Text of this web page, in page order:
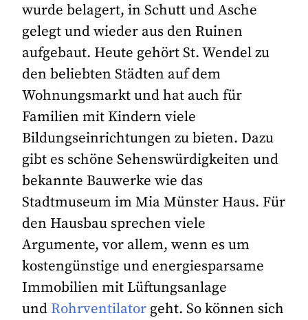
wurde belagert, in Schutt und Asche
gelegt und wieder aus den Ruinen
aufgebaut. Heute gehört St. Wendel zu
den beliebten Städten auf dem
Wohnungsmarkt und hat auch für
Familien mit Kindern viele
Bildungseinrichtungen zu bieten. Dazu
gibt es schöne Sehenswürdigkeiten und
bekannte Bauwerke wie das
Stadtmuseum im Mia Münster Haus. Für
den Hausbau sprechen viele
Argumente, vor allem, wenn es um
kostengünstige und energiesparsame
Immobilien mit Lüftungsanlage
und Rohrventilator geht. So können sich